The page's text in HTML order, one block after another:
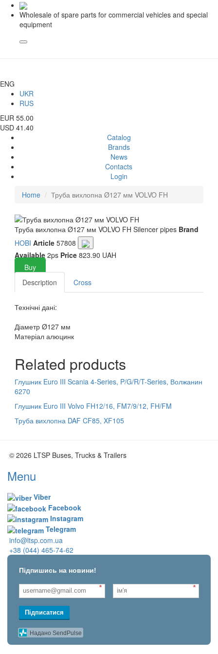
Wholesale of spare parts for commercial vehicles and special
equipment
ENG
UKR
RUS
EUR 55.00
USD 41.40
Catalog
Brands
News
Contacts
Login
Home
Труба вихлопна Ø127 мм VOLVO FH
Труба вихлопна Ø127 мм VOLVO FH Silencer pipes Brand
HOBI Article 57808
Available 2ps Price 823.90 UAH
Buy
Description
Cross
Технічні дані:
Діаметр Ø127 мм
Матеріал алюцинк
Related products
Глушник Euro III Scania 4-Series, P/G/R/T-Series, Волжанин
6270
Глушник Euro III Volvo FH12/16, FM7/9/12, FH/FM
Труба вихлопна DAF CF85, XF105
© 2026 LTSP Buses, Trucks & Trailers
Menu
Viber
Facebook
Instagram
Telegram
info@ltsp.com.ua
+38 (044) 465-74-62
Підпишись на новини!
* *
Підписатися
Надано SendPulse